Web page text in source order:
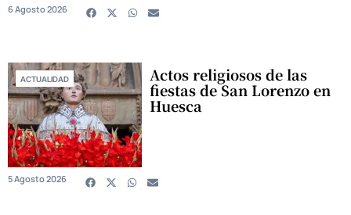
6 Agosto 2026
ACTUALIDAD Actos religiosos de las
fiestas de San Lorenzo en
Huesca
5 Agosto 2026